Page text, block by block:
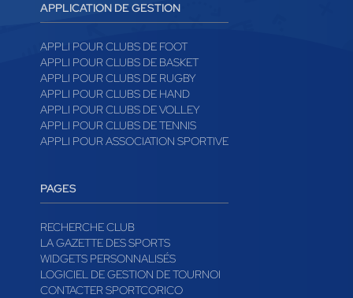
APPLICATION DE GESTION
APPLI POUR CLUBS DE FOOT
APPLI POUR CLUBS DE BASKET
APPLI POUR CLUBS DE RUGBY
APPLI POUR CLUBS DE HAND
APPLI POUR CLUBS DE VOLLEY
APPLI POUR CLUBS DE TENNIS
APPLI POUR ASSOCIATION SPORTIVE
PAGES
RECHERCHE CLUB
LA GAZETTE DES SPORTS
WIDGETS PERSONNALISÉS
LOGICIEL DE GESTION DE TOURNOI
CONTACTER SPORTCORICO